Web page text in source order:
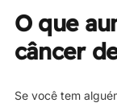
O que
câncer
Se você tem